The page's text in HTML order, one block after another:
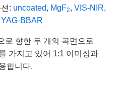
: uncoated, MgF2, VIS-NIR,
YAG-BBAR
로 향한 두 개의 곡면으로
가지고 있어 1:1 이미징과
합니다.